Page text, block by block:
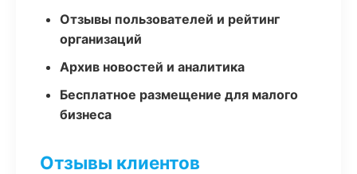
Отзывы пользователей и рейтинг
организаций
Архив новостей и аналитика
Бесплатное размещение для малого
бизнеса
Отзывы клиентов